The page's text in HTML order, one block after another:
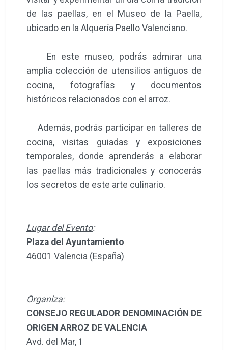
de las paellas, en el Museo de la Paella,
ubicado en la Alquería Paello Valenciano.
En este museo, podrás admirar una
amplia colección de utensilios antiguos de
cocina, fotografías y documentos
históricos relacionados con el arroz.
Además, podrás participar en talleres de
cocina, visitas guiadas y exposiciones
temporales, donde aprenderás a elaborar
las paellas más tradicionales y conocerás
los secretos de este arte culinario.
Lugar del Evento:
Plaza del Ayuntamiento
46001 Valencia (España)
Organiza:
CONSEJO REGULADOR DENOMINACIÓN DE
ORIGEN ARROZ DE VALENCIA
Avd. del Mar, 1